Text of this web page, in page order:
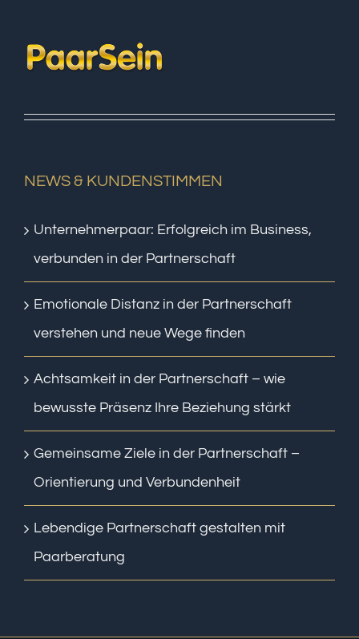
NEWS & KUNDENSTIMMEN
Unternehmerpaar: Erfolgreich im Business,
verbunden in der Partnerschaft
Emotionale Distanz in der Partnerschaft
verstehen und neue Wege finden
Achtsamkeit in der Partnerschaft – wie
bewusste Präsenz Ihre Beziehung stärkt
Gemeinsame Ziele in der Partnerschaft –
Orientierung und Verbundenheit
Lebendige Partnerschaft gestalten mit
Paarberatung